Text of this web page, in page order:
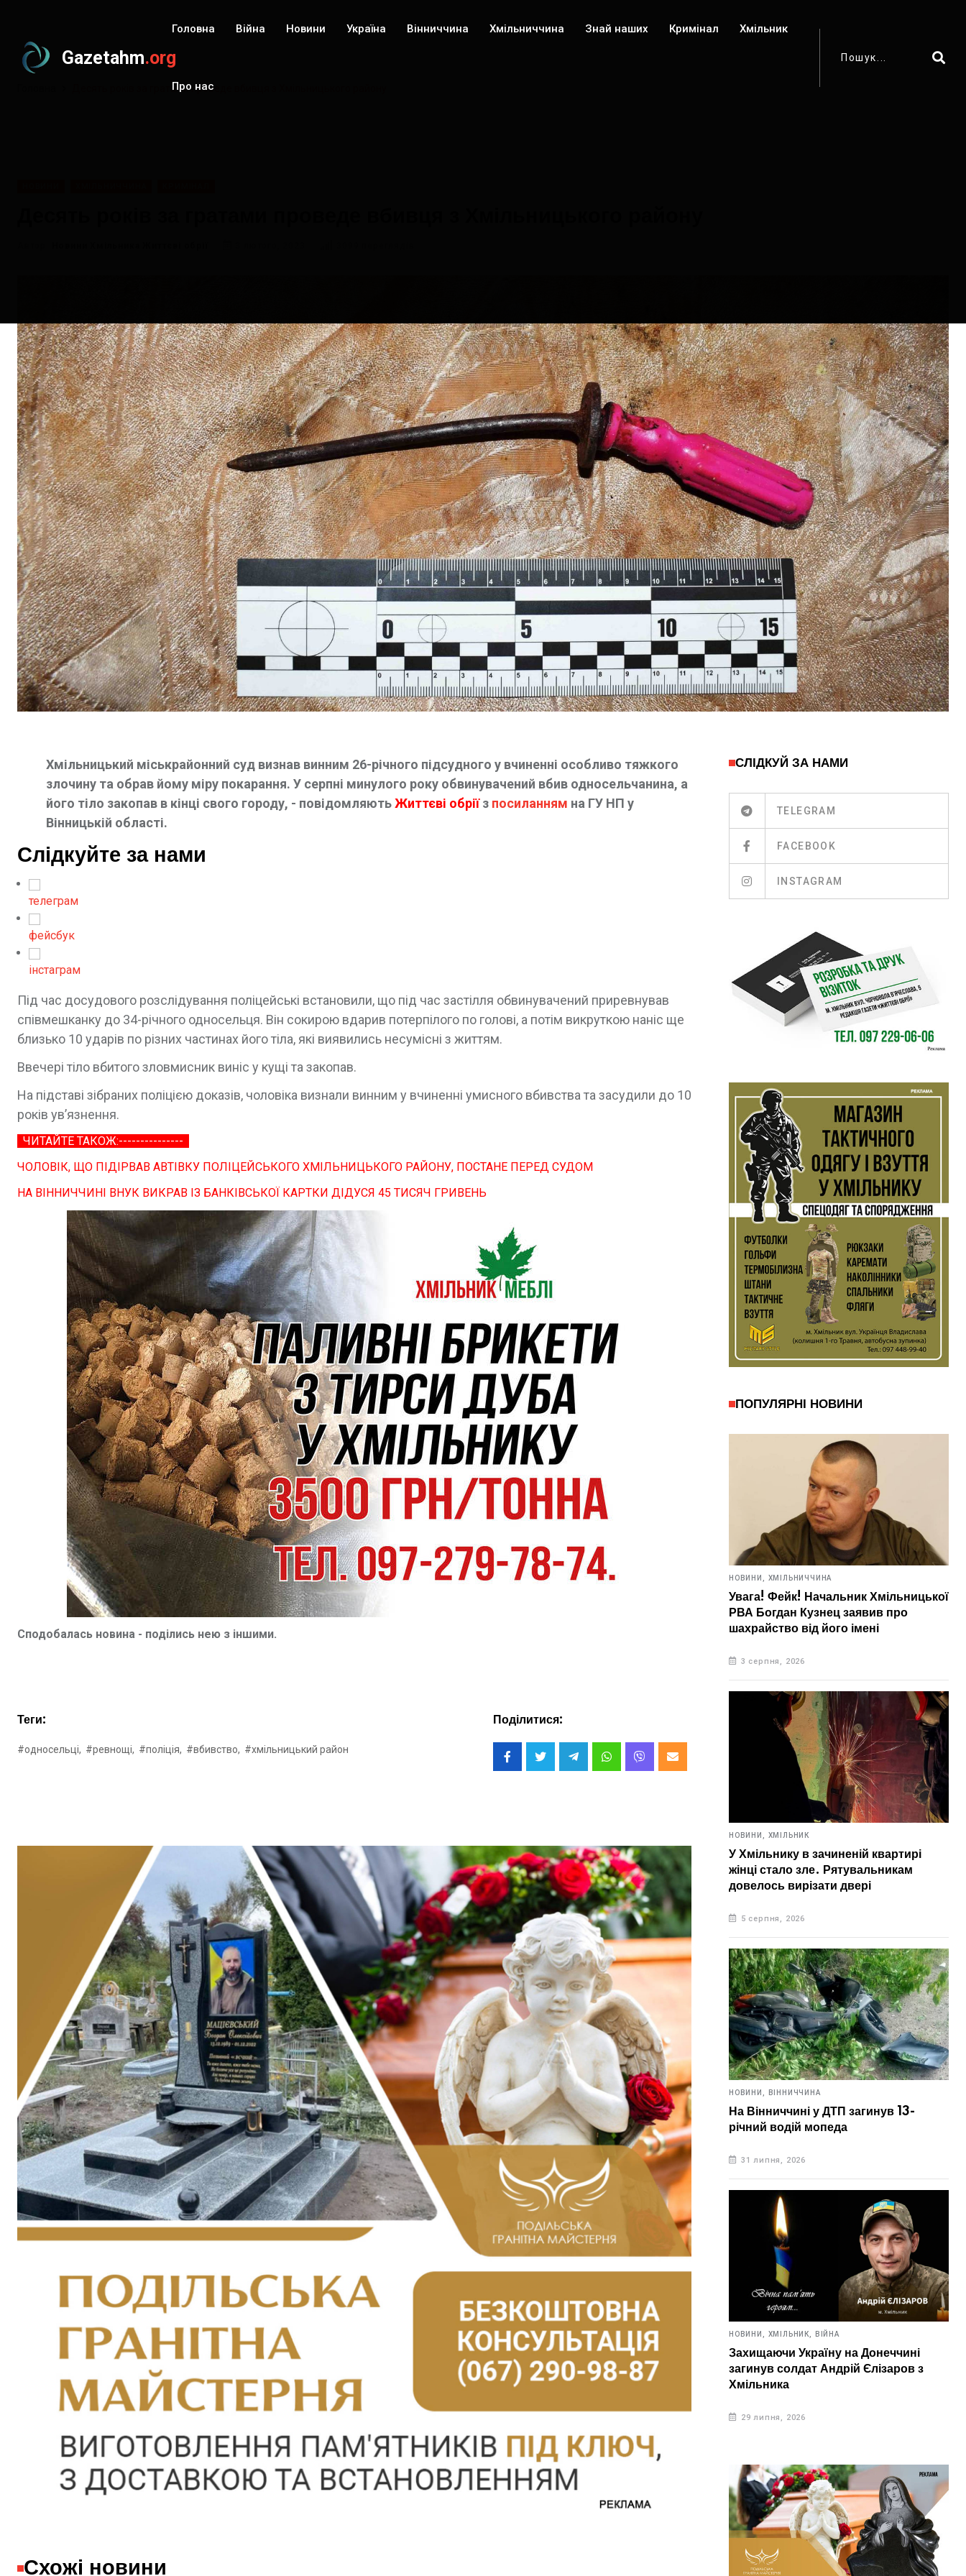
Gazetahm.org
Головна Війна Новини Україна Вінниччина Хмільниччина Знай наших Кримінал Хмільник
Про нас
Десять років за гратами проведе вбивця з Хмільницького району
Хмільницький міськрайонний суд визнав винним 26-річного підсудного у вчиненні особливо тяжкого
злочину та обрав йому міру покарання. У серпні минулого року обвинувачений вбив односельчанина, а
його тіло закопав в кінці свого городу, - повідомляютьЖиттєві обріїз посиланням на ГУ НП у
Вінницькій області.
Слідкуйте за нами
телеграм
фейсбук
інстаграм
Під час досудового розслідування поліцейські встановили, що під час застілля обвинувачений приревнував
співмешканку до 34-річного односельця. Він сокирою вдарив потерпілого по голові, а потім викруткою наніс ще
близько 10 ударів по різних частинах його тіла, які виявились несумісні з життям.
Ввечері тіло вбитого зловмисник виніс у кущі та закопав.
На підставі зібраних поліцією доказів, чоловіка визнали винним у вчиненні умисного вбивства та засудили до 10
років ув’язнення.
ЧИТАЙТЕ ТАКОЖ:---------------
ЧОЛОВІК, ЩО ПІДІРВАВ АВТІВКУ ПОЛІЦЕЙСЬКОГО ХМІЛЬНИЦЬКОГО РАЙОНУ, ПОСТАНЕ ПЕРЕД СУДОМ
НА ВІННИЧЧИНІ ВНУК ВИКРАВ ІЗ БАНКІВСЬКОЇ КАРТКИ ДІДУСЯ 45 ТИСЯЧ ГРИВЕНЬ
Сподобалась новина - поділись нею з іншими.
Теги:
#односельці, #ревнощі, #поліція, #вбивство, #хмільницький район
Поділитися:
Схожі новини
СЛІДКУЙ ЗА НАМИ
TELEGRAM
FACEBOOK
INSTAGRAM
ПОПУЛЯРНІ НОВИНИ
НОВИНИ, ХМІЛЬНИЧЧИНА
Увага! Фейк! Начальник Хмільницької
РВА Богдан Кузнец заявив про
шахрайство від його імені
3 серпня, 2026
НОВИНИ, ХМІЛЬНИК
У Хмільнику в зачиненій квартирі
жінці стало зле. Рятувальникам
довелось вирізати двері
5 серпня, 2026
НОВИНИ, ВІННИЧЧИНА
На Вінниччині у ДТП загинув 13-
річний водій мопеда
31 липня, 2026
НОВИНИ, ХМІЛЬНИК, ВІЙНА
Захищаючи Україну на Донеччині
загинув солдат Андрій Єлізаров з
Хмільника
29 липня, 2026